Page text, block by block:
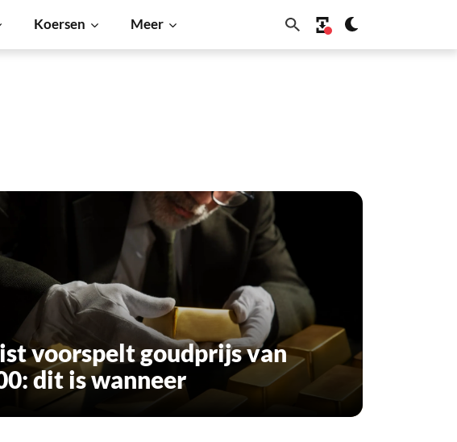
Koersen Meer
voorspelt goudprijs van
dit is wanneer